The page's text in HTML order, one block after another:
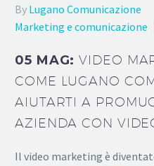
By Lugano Comunicazione
Marketing e comunicazione
05 MAG:VIDEO
COME LUGANO
AIUTARTI A
AZIENDA CON
Il video marketing è